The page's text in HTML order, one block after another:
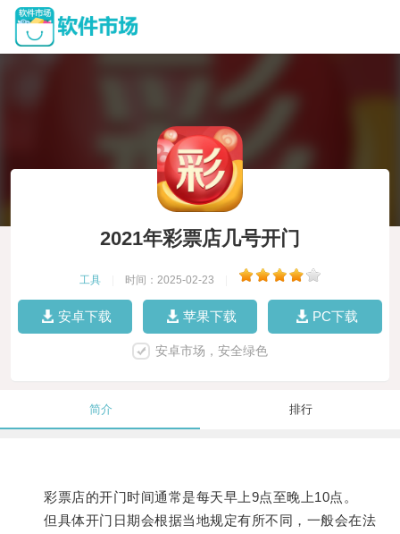
2021年彩票店几号开门
工具 时间：2025-02-23
安卓下载 苹果下载 PC下载
安卓市场，安全绿色
简介 排行
彩票店的开门时间通常是每天早上9点至晚上10点。
但具体开门日期会根据当地规定有所不同，一般会在法